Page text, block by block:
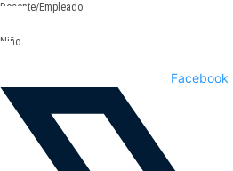
Docente/Empleado
Niño
Facebook